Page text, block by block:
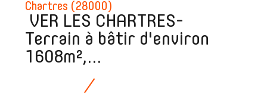
Chartres (28000)
VER LES CHARTRES-
Terrain à bâtir d'environ
1608m²,...